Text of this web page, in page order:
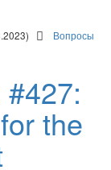
Вопросы
the